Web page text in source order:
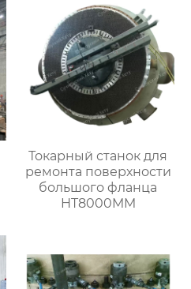
Токарный станок для
ремонта поверхности
большого фланца
HT8000MM